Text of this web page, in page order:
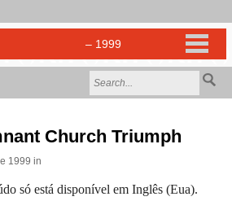
Church Triumph
1999 in
só está disponível em Inglês (Eua).